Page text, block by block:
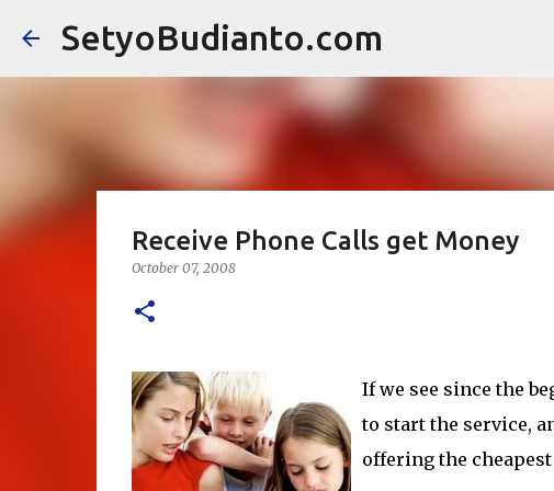
SetyoBudianto.com
Receive Phone Calls get Money
October 07, 2008
If we see since the
to start the service,
offering the cheapest